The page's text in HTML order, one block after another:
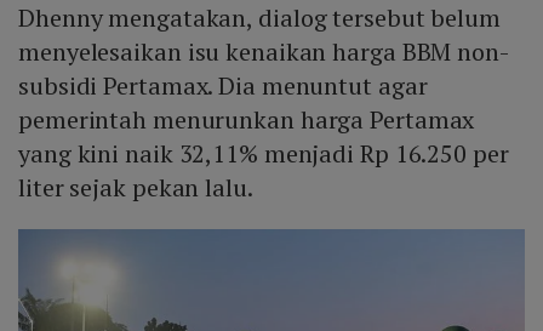
Dhenny mengatakan, dialog tersebut belum
menyelesaikan isu kenaikan harga BBM non-
subsidi Pertamax. Dia menuntut agar
pemerintah menurunkan harga Pertamax
yang kini naik 32,11% menjadi Rp 16.250 per
liter sejak pekan lalu.